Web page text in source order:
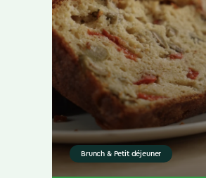
Brunch & Petit déjeuner